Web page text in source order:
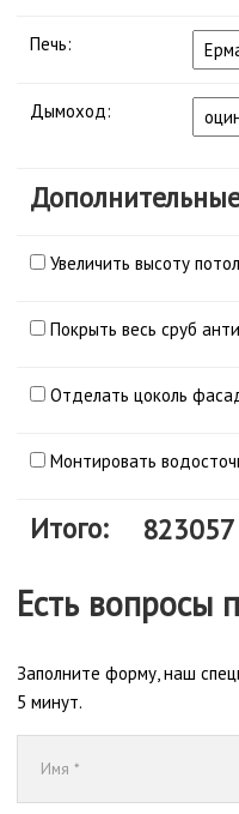
Печь:
Дымоход:
Увеличить высоту
Покрыть весь сруб
Отделать цоколь
Монтировать
Итого:
Есть вопросы
Заполните форму, наш
5 минут.